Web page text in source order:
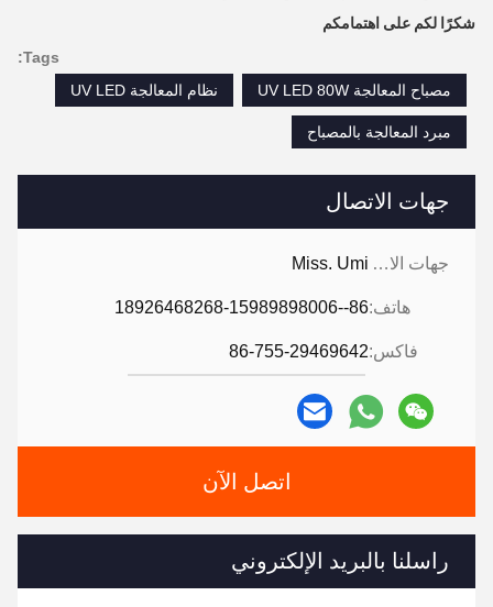
جهات الاتصال
جهات الاتصال: Miss. Umi
هاتف:86--18926468268-15989898006
فاكس:86-755-29469642
اتصل الآن
راسلنا بالبريد الإلكتروني
شكرًا لكم على اهتمامكم
Tags:
مصباح المعالجة UV LED 80W
نظام المعالجة UV LED
مبرد المعالجة بالمصباح